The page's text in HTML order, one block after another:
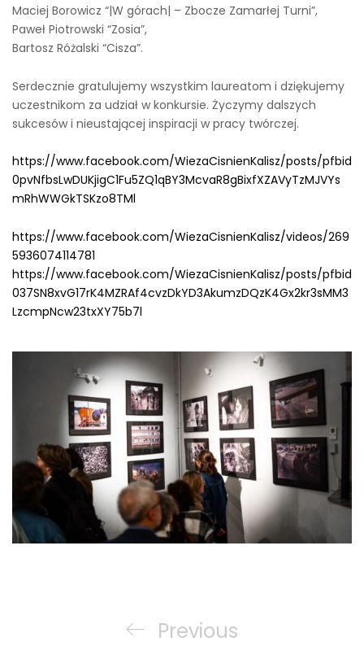
Maciej Borowicz “|W górach| – Zbocze Zamarłej Turni”,
Paweł Piotrowski “Zosia”,
Bartosz Różalski “Cisza”.
Serdecznie gratulujemy wszystkim laureatom i dziękujemy
uczestnikom za udział w konkursie. Życzymy dalszych
sukcesów i nieustającej inspiracji w pracy twórczej.
https://www.facebook.com/WiezaCisnienKalisz/posts/pfbid
0pvNfbsLwDUKjigC1Fu5ZQ1qBY3McvaR8gBixfXZAVyTzMJVYs
mRhWWGkTSKzo8TMl
https://www.facebook.com/WiezaCisnienKalisz/videos/269
5936074114781
https://www.facebook.com/WiezaCisnienKalisz/posts/pfbid
037SN8xvG17rK4MZRAf4cvzDkYD3AkumzDQzK4Gx2kr3sMM3
LzcmpNcw23txXY75b7l
Previous
Previous